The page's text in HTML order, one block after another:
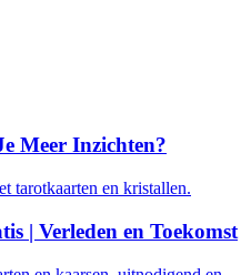
Meer Inzichten?
| Verleden en Toekomst